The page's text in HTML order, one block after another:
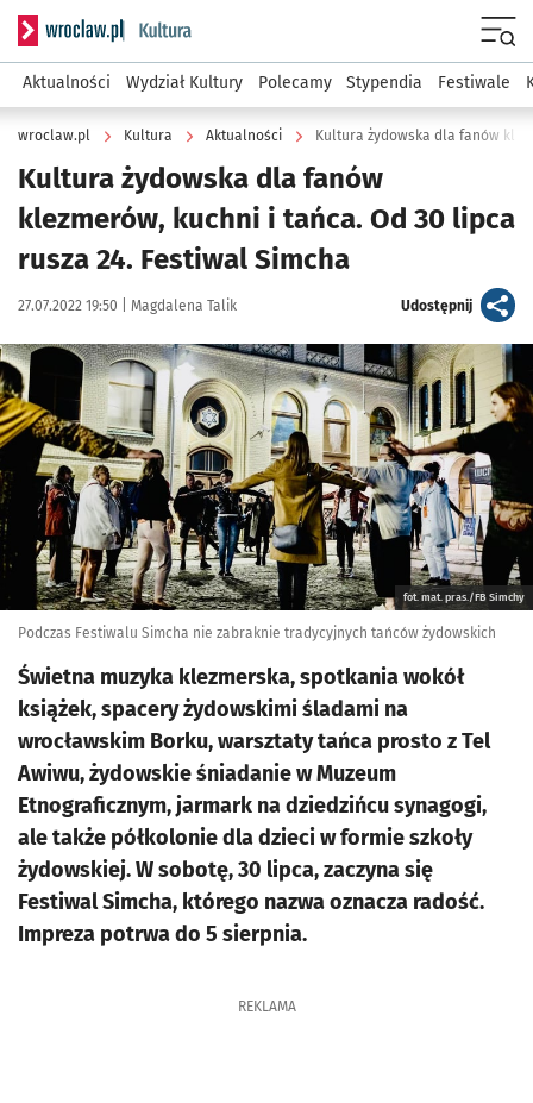
Serwis informacyjny wroclaw.pl podserwis: Kultura
Aktualności Wydział Kultury Polecamy Stypendia Festiwale
wroclaw.pl Kultura Aktualności
Kultura żydowska dla fanów
klezmerów, kuchni i tańca. Od 30 lipca
rusza 24. Festiwal Simcha
Data publikacji:
27.07.2022 19:50 | Autor:
Magdalena Talik Udostępnijartykuł
Kliknij, aby powiększyć
fot. mat. pras./FB Simchy
Podczas Festiwalu Simcha nie zabraknie tradycyjnych tańców żydowskich
Świetna muzyka klezmerska, spotkania wokół
książek, spacery żydowskimi śladami na
wrocławskim Borku, warsztaty tańca prosto z Tel
Awiwu, żydowskie śniadanie w Muzeum
Etnograficznym, jarmark na dziedzińcu synagogi,
ale także półkolonie dla dzieci w formie szkoły
żydowskiej. W sobotę, 30 lipca, zaczyna się
Festiwal Simcha, którego nazwa oznacza radość.
Impreza potrwa do 5 sierpnia.
REKLAMA